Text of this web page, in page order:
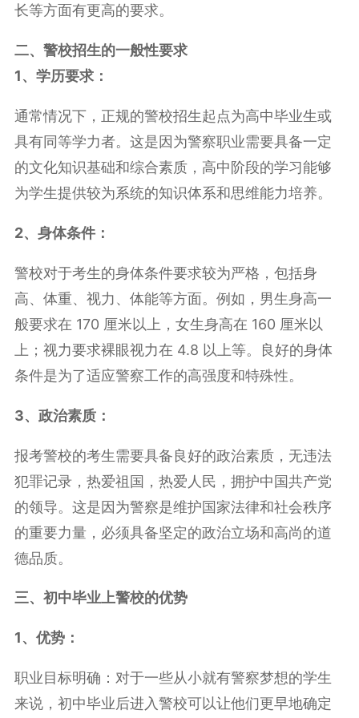
长等方面有更高的要求。
二、警校招生的一般性要求
1、学历要求：
通常情况下，正规的警校招生起点为高中毕业生或
具有同等学力者。这是因为警察职业需要具备一定
的文化知识基础和综合素质，高中阶段的学习能够
为学生提供较为系统的知识体系和思维能力培养。
2、身体条件：
警校对于考生的身体条件要求较为严格，包括身
高、体重、视力、体能等方面。例如，男生身高一
般要求在 170 厘米以上，女生身高在 160 厘米以
上；视力要求裸眼视力在 4.8 以上等。良好的身体
条件是为了适应警察工作的高强度和特殊性。
3、政治素质：
报考警校的考生需要具备良好的政治素质，无违法
犯罪记录，热爱祖国，热爱人民，拥护中国共产党
的领导。这是因为警察是维护国家法律和社会秩序
的重要力量，必须具备坚定的政治立场和高尚的道
德品质。
三、初中毕业上警校的优势
1、优势：
职业目标明确：对于一些从小就有警察梦想的学生
来说，初中毕业后进入警校可以让他们更早地确定